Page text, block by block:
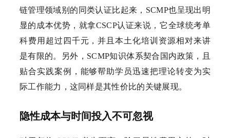
链管理领域别的同类认证比起来，SCMP也呈现出明
显的成本优势，就拿CSCP认证来说，它全球统考单
科费用超过四千元，并且本土化培训资源相对来讲
是有限的。另外，SCMP知识体系契合国内政策，且
贴合实践案例，能够帮助学员迅速把理论转变为实
际工作能力，这同样是其性价比的关键展现。
隐性成本与时间投入不可忽视